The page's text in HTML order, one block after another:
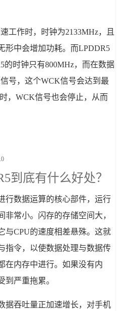
工作时，时钟为2133MHz，且
形中会增加功耗。而LPDDR5
的时钟只有800MHz，而在数据
号，这个WCK信号会达到最
，WCK信号也会停止，从而
到底有什么好处？
行数据运算的核心部件，运行
常小。闪存的存储空间大，
与CPU的速度相差悬殊。这就
指令，以使数据处理与数据传
在内存中进行。如果没有内
到严重拖累。
据吞吐量正加速增长，对手机